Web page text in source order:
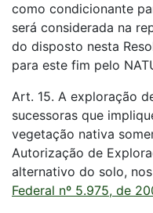
como condicionante
será considerada na
do disposto nesta
para este fim pelo
Art. 15. A exploração
sucessoras que
vegetação nativa
Autorização de
alternativo do solo,
Federal nº 5.975, de